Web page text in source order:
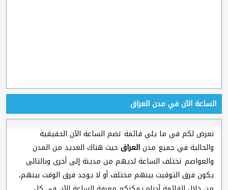
الساعة الآن في مدن العراق
نعرض لكم في ما يلي قائمة تضم الساعة الآن الحقيقية
والحالية في جميع مدنالعراق حيث هناك العديد من المدن
والعواصم تختلف الساعة لديهم من مدينة إلى أخرى وبالتالى
يكون فرق التوقيت بينهم مختلف أو لا يوجد فرق الوقت بينهم،